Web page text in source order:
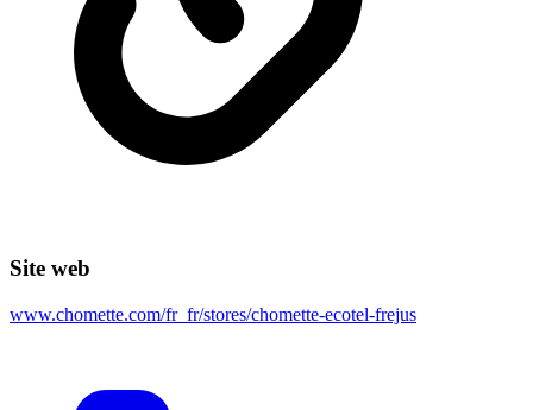
Site web
www.chomette.com/fr_fr/stores/chomette-ecotel-frejus